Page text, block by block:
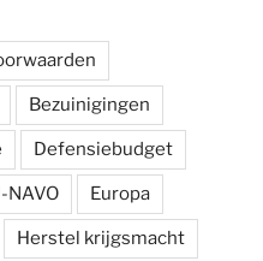
Bezuinigingen
Defensiebudget
NAVO Europa
Herstel krijgsmacht